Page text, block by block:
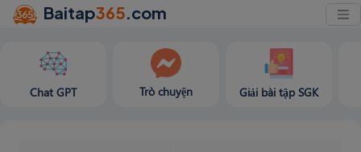
Baitap365.com
Chat GPT Trò chuyện Giải bài tập SGK